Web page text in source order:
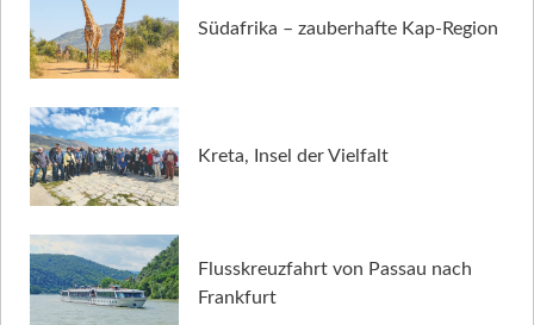
Südafrika – zauberhafte Kap-Region
Kreta, Insel der Vielfalt
Flusskreuzfahrt von Passau nach
Frankfurt